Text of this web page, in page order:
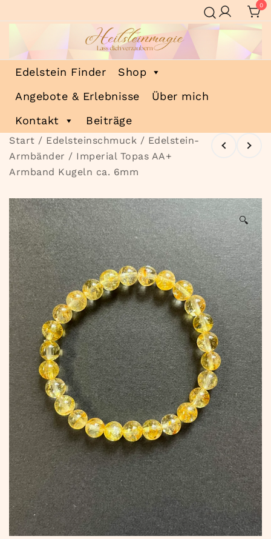
Inhalt
0
Heilsteinmagie
Lass dich verzaubern
Edelstein Finder
Shop
Angebote & Erlebnisse
Über mich
Kontakt
Beiträge
Start / Edelsteinschmuck / Edelstein-
Armbänder / Imperial Topas AA+
Armband Kugeln ca. 6mm
🔍